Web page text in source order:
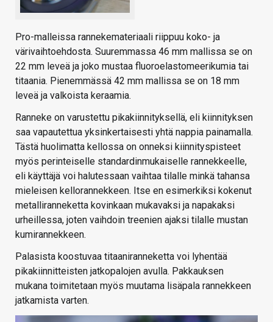
Pro-malleissa rannekemateriaali riippuu koko- ja
värivaihtoehdosta. Suuremmassa 46 mm mallissa se on
22 mm leveä ja joko mustaa fluoroelastomeerikumia tai
titaania. Pienemmässä 42 mm mallissa se on 18 mm
leveä ja valkoista keraamia.
Ranneke on varustettu pikakiinnityksellä, eli kiinnityksen
saa vapautettua yksinkertaisesti yhtä nappia painamalla.
Tästä huolimatta kellossa on onneksi kiinnityspisteet
myös perinteiselle standardinmukaiselle rannekkeelle,
eli käyttäjä voi halutessaan vaihtaa tilalle minkä tahansa
mieleisen kellorannekkeen. Itse en esimerkiksi kokenut
metalliranneketta kovinkaan mukavaksi ja napakaksi
urheillessa, joten vaihdoin treenien ajaksi tilalle mustan
kumirannekkeen.
Palasista koostuvaa titaaniranneketta voi lyhentää
pikakiinnitteisten jatkopalojen avulla. Pakkauksen
mukana toimitetaan myös muutama lisäpala rannekkeen
jatkamista varten.